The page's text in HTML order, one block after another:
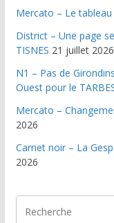
Mercato – Le
District – Une page
TISNES 21 juillet 2026
N1 – Pas de
Ouest pour le
Mercato –
2026
Carnet noir – La
2026